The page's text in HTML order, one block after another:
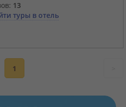
13
туры в отель
1